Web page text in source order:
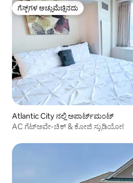
ಗೆಸ್ಟ್‌ಗಳ ಅಚ್ಚುಮೆಚ್ಚಿನದು
ಗೆಸ್ಟ್‌ಗಳ ಅಚ್ಚುಮೆಚ್ಚಿನದು
Atlantic City ನಲ್ಲಿ ಅಪಾರ್ಟ್‌ಮಂಟ್
AC ಗೆಟ್‌ಅವೇ-ಚಿಕ್ & ಕೋಜಿ ಸ್ಟುಡಿಯೋ!